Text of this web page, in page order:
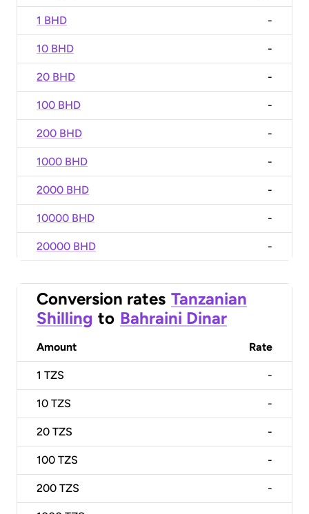
1 BHD -
10 BHD -
20 BHD -
100 BHD -
200 BHD -
1000 BHD -
2000 BHD -
10000 BHD -
20000 BHD -
Conversion rates Tanzanian
Shilling to Bahraini Dinar
Amount Rate
1 TZS -
10 TZS -
20 TZS -
100 TZS -
200 TZS -